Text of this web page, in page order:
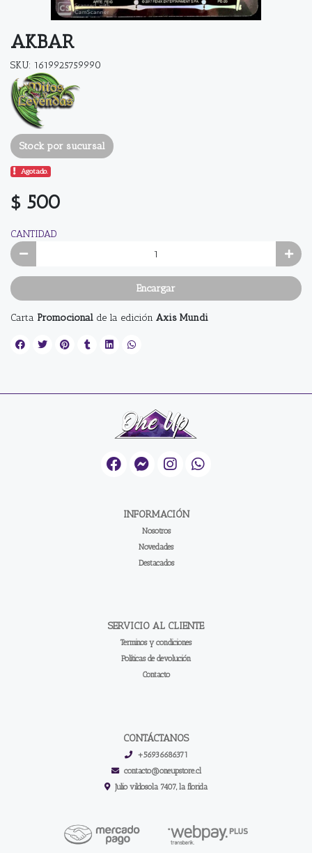
AKBAR
SKU: 1619925759990
Stock por sucursal
Agotado.
$ 500
CANTIDAD
Encargar
Carta Promocional de la edición Axis Mundi
INFORMACIÓN
Nosotros
Novedades
Destacados
SERVICIO AL CLIENTE
Terminos y condiciones
Políticas de devolución
Contacto
CONTÁCTANOS
+56936686371
contacto@oneupstore.cl
Julio vildosola 7407, la florida